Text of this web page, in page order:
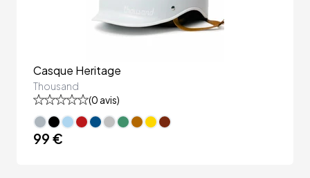
Casque Heritage
Thousand
(0 avis)
99 €